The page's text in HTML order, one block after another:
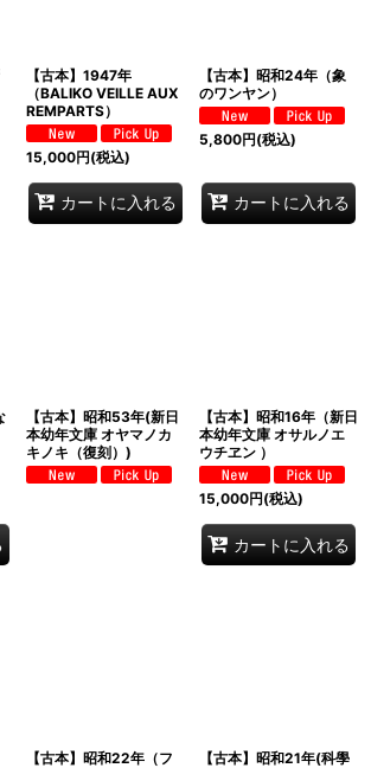
【古本】1947年
（BALIKO VEILLE AUX
REMPARTS）
15,000円(税込)
カートに入れる
【古本】昭和24年（象
のワンヤン）
5,800円(税込)
カートに入れる
【古本】昭和53年(新日
本幼年文庫 オヤマノカ
キノキ（復刻）)
【古本】昭和16年（新日
本幼年文庫 オサルノエ
ウチヱン ）
15,000円(税込)
カートに入れる
【古本】昭和22年（フ
【古本】昭和21年(科學